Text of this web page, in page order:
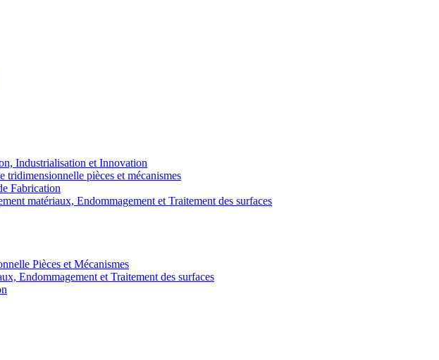
Industrialisation et Innovation
tridimensionnelle pièces et mécanismes
Fabrication
matériaux, Endommagement et Traitement des surfaces
Pièces et Mécanismes
Endommagement et Traitement des surfaces